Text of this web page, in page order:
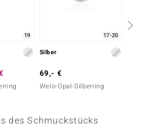
19 17-20
Silber
69,- €
Welo-Opal-Silberring
des Schmuckstücks